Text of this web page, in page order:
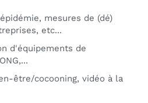
mesures de (dé)
etc...
d'équipements de
être/cocooning, vidéo à la